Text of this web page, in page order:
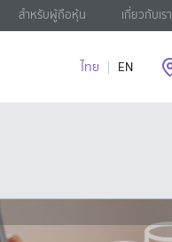
สำหรับผู้ถือหุ้น เกี่ยวกับเรา
ไทย EN